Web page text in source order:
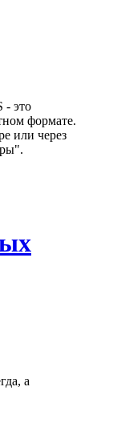
- это
формате.
или через
а